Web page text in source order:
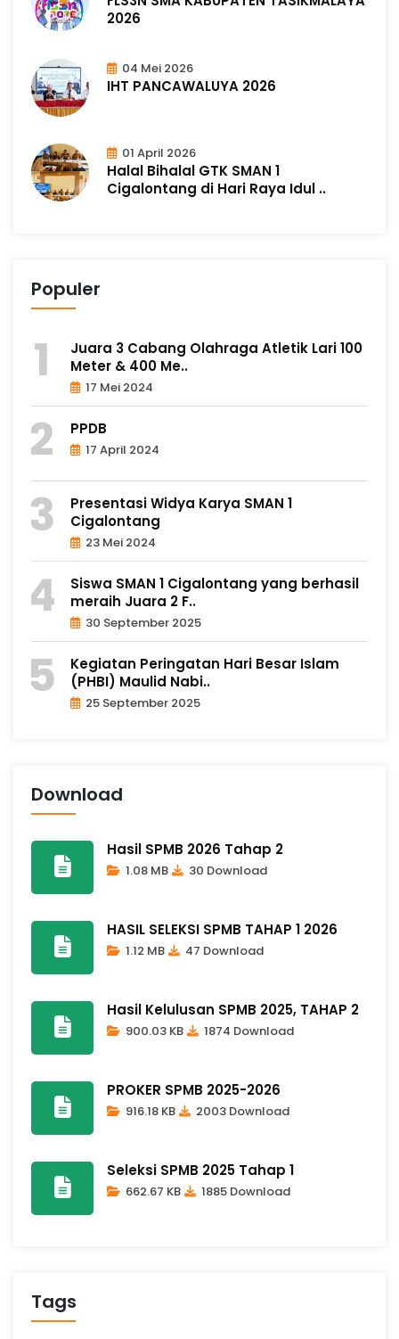
2026
04 Mei 2026
IHT PANCAWALUYA 2026
01 April 2026
Halal Bihalal GTK SMAN 1
Cigalontang di Hari Raya Idul ..
Populer
Juara 3 Cabang Olahraga Atletik Lari 100
Meter & 400 Me..
17 Mei 2024
PPDB
17 April 2024
Presentasi Widya Karya SMAN 1
Cigalontang
23 Mei 2024
Siswa SMAN 1 Cigalontang yang berhasil
meraih Juara 2 F..
30 September 2025
Kegiatan Peringatan Hari Besar Islam
(PHBI) Maulid Nabi..
25 September 2025
Download
Hasil SPMB 2026 Tahap 2
1.08 MB 30 Download
HASIL SELEKSI SPMB TAHAP 1 2026
1.12 MB 47 Download
Hasil Kelulusan SPMB 2025, TAHAP 2
900.03 KB 1874 Download
PROKER SPMB 2025-2026
916.18 KB 2003 Download
Seleksi SPMB 2025 Tahap 1
662.67 KB 1885 Download
Tags